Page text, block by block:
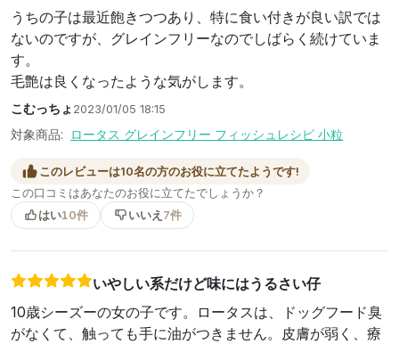
うちの子は最近飽きつつあり、特に食い付きが良い訳では
ないのですが、グレインフリーなのでしばらく続けていま
す。
毛艶は良くなったような気がします。
こむっちょ 2023/01/05 18:15
対象商品: ロータス グレインフリー フィッシュレシピ 小粒
このレビューは10名の方のお役に立てたようです!
この口コミはあなたのお役に立てたでしょうか？
はい10件 いいえ 7件
いやしい系だけど味にはうるさい仔
10歳シーズーの女の子です。ロータスは、ドッグフード臭
がなくて、触っても手に油がつきません。皮膚が弱く、療